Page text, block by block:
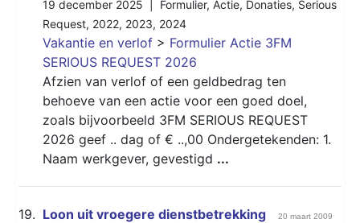
19 december 2025 | Formulier, Actie, Donaties, Serious
Request, 2022, 2023, 2024
Vakantie en verlof > Formulier Actie 3FM
SERIOUS REQUEST 2026
Afzien van verlof of een geldbedrag ten
behoeve van een actie voor een goed doel,
zoals bijvoorbeeld 3FM SERIOUS REQUEST
2026 geef .. dag of € ..,00 Ondergetekenden: 1.
Naam werkgever, gevestigd ...
19. Loon uit vroegere dienstbetrekking 20 maart 2009